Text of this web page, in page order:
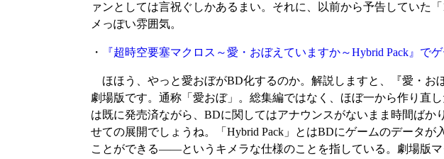
ァンとしては言祝ぐしかあるまい。それに、以前から予告していた
メっぽい雰囲気。
・ 『超時空要塞マクロス～愛・おぼえていますか～Hybrid Pack』で
ほほう、やっと愛おぼがBD化するのか。解説しますと、『愛・お
劇場版です。通称「愛おぼ」。総集編ではなく、ほぼ一から作り直
は既に発売済ながら、BDに関してはアナウンスがないまま時間ば
せての展開でしょうね。「Hybrid Pack」とはBDにゲームのデータ
ことができる――というキメラな仕様のことを指している。劇場版